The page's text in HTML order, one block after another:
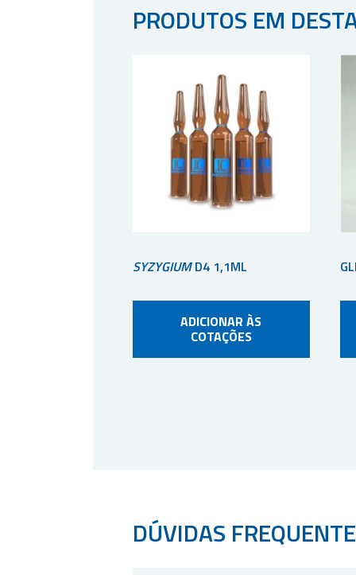
PRODUTOS EM
SYZYGIUMD4 1,1ML
ADICIONAR ÀS
COTAÇÕES
DÚVIDAS